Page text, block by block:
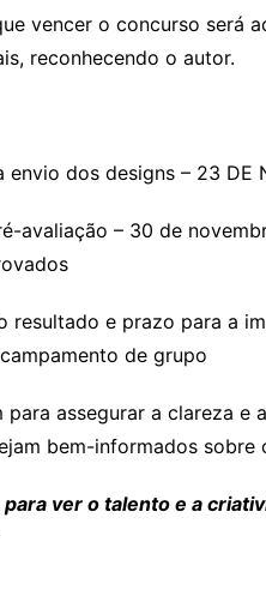
o concurso será
reconhecendo o autor.
dos designs – 23 DE
– 30 de novembro
e prazo para a
de grupo
para assegurar a clareza
bem-informados sobre
ver o talento e a